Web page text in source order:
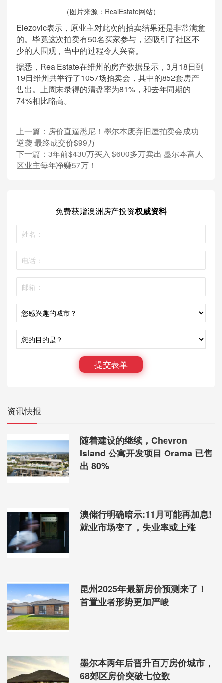
（图片来源：RealEstate网站）
Elezovic表示，原业主对此次的拍卖结果还是非常满意
的。毕竟这次拍卖有50名买家参与，还吸引了社区不
少的人围观，当中的过程令人兴奋。
据悉，RealEstate在维州的房产数据显示，3月18日到
19日维州共举行了1057场拍卖会，其中的852套房产
售出。上周末录得的清盘率为81%，和去年同期的
74%相比略高。
上一篇： 房价直逼悉尼！墨尔本废弃旧屋拍卖会成功
逆袭 最终成交价$99万
下一篇： 3年前$430万买入 $600多万卖出 墨尔本富人
区业主每年净赚57万！
免费获赠澳洲房产投资权威资料
提交表单
资讯快报
随着建设的继续，Chevron
Island 公寓开发项目 Orama 已售
出 80%
澳储行明确暗示:11月可能再加息!
就业市场变了，失业率或上涨
昆州2025年最新房价预测来了！
首置业者形势更加严峻
墨尔本两年后晋升百万房价城市，
68郊区房价突破七位数